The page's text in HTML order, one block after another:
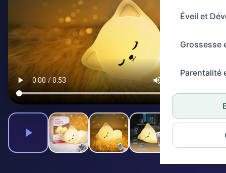
Éveil et
Grossesse
Parentalité